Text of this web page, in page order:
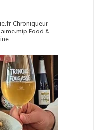
Chroniqueur
Food &